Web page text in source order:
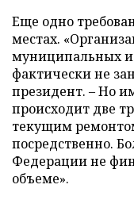
Еще одно
местах.
муниципальных
фактически не
президент. – Но
происходит две
текущим
посредственно.
Федерации не
объеме».